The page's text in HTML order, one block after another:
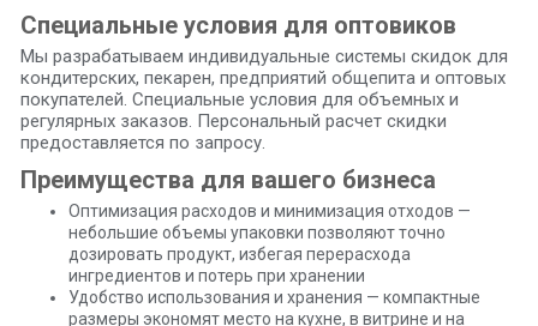
Специальные условия для оптовиков
Мы разрабатываем индивидуальные системы скидок для
кондитерских, пекарен, предприятий общепита и оптовых
покупателей. Специальные условия для объемных и
регулярных заказов. Персональный расчет скидки
предоставляется по запросу.
Преимущества для вашего бизнеса
Оптимизация расходов и минимизация отходов —
небольшие объемы упаковки позволяют точно
дозировать продукт, избегая перерасхода
ингредиентов и потерь при хранении
Удобство использования и хранения — компактные
размеры экономят место на кухне, в витрине и на